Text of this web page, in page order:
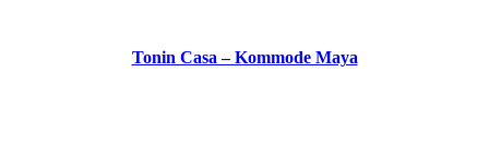
Tonin Casa – Kommode Maya